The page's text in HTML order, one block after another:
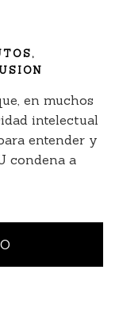
,
en muchos
intelectual
entender y
condena a